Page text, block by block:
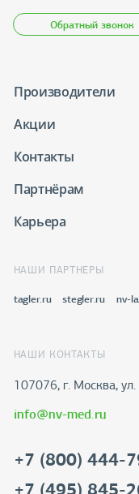
Обратный звонок
Производители
Акции
Контакты
Партнёрам
Карьера
НАШИ ПАРТНЕРЫ
tagler.ru stegler.ru nv-
НАШИ КОНТАКТЫ
107076, г. Москва,
info@nv-med.ru
+7 (800) 444-